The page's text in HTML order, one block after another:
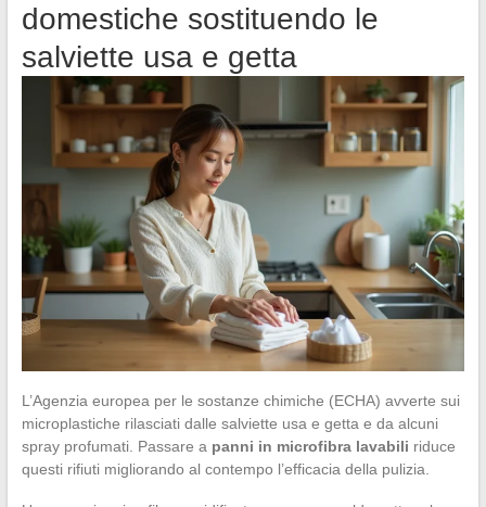
domestiche sostituendo le
salviette usa e getta
L’Agenzia europea per le sostanze chimiche (ECHA) avverte sui
microplastiche rilasciati dalle salviette usa e getta e da alcuni
spray profumati. Passare a panni in microfibra lavabili riduce
questi rifiuti migliorando al contempo l’efficacia della pulizia.